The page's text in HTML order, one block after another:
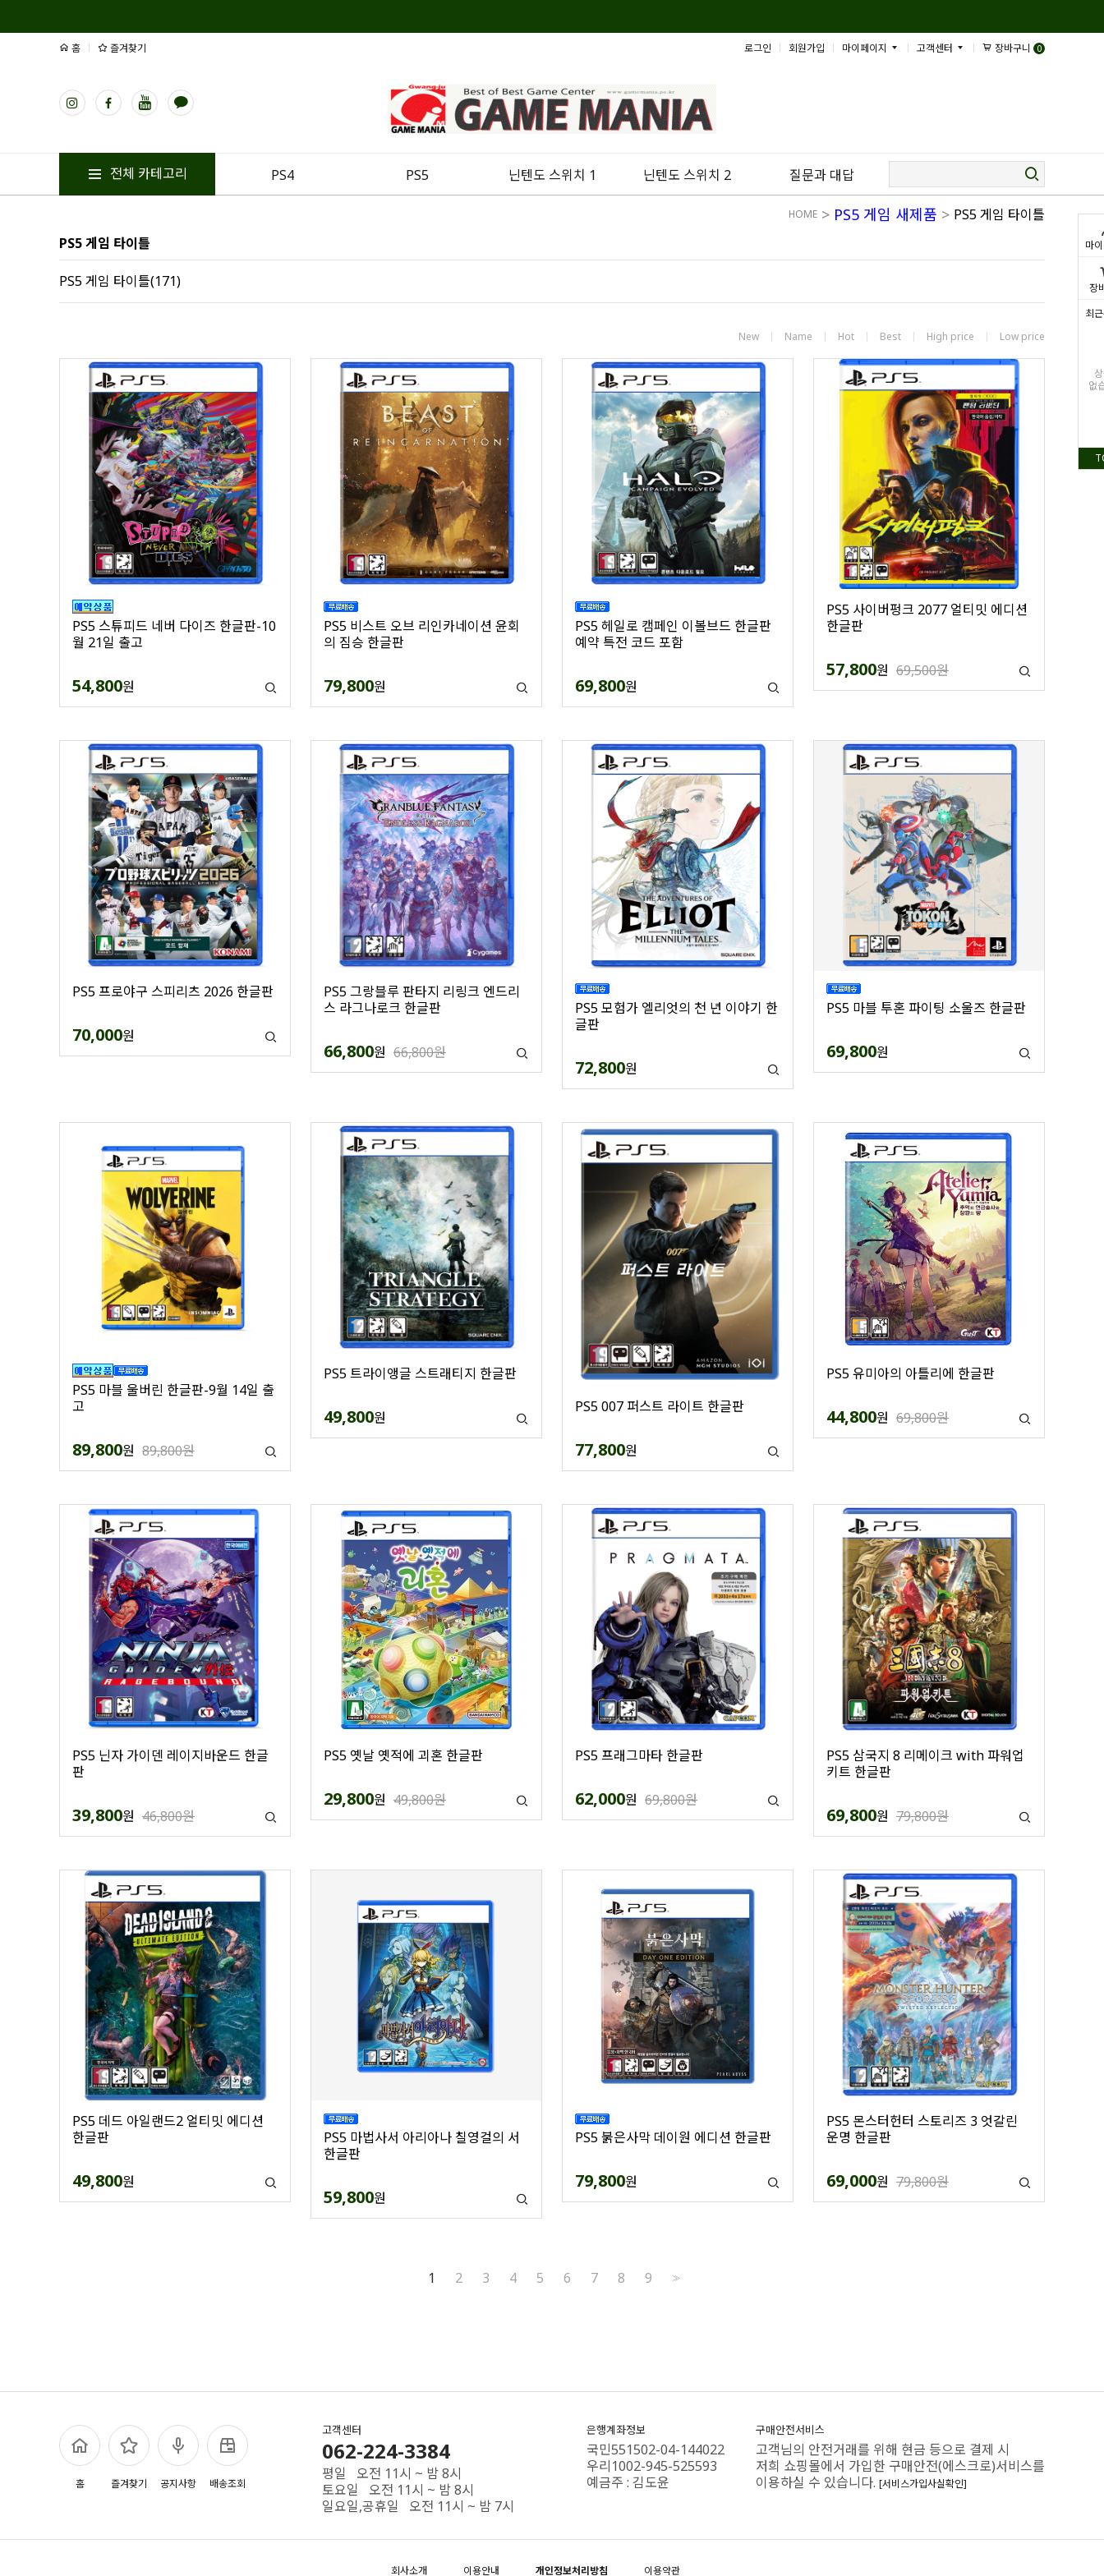
마
장
최
없
홈 즐겨찾기 로그인 회원가입 마이페이지 고객센터 장바구니 0
전체 카테고리 PS4 PS5 닌텐도 스위치 1 닌텐도 스위치 2 질문과 대답
HOME > PS5 게임 새제품 > PS5 게임 타이틀
PS5 게임 타이틀
PS5 게임 타이틀(171)
New Name Hot Best High price Low price
PS5 스튜피드 네버 다이즈 한글판-10
월 21일 출고
54,800원
PS5 비스트 오브 리인카네이션 윤회
의 짐승 한글판
79,800원
PS5 헤일로 캠페인 이볼브드 한글판
예약 특전 코드 포함
69,800원
PS5 사이버펑크 2077 얼티밋 에디션
한글판
57,800원 69,500원
PS5 프로야구 스피리츠 2026 한글판
70,000원
PS5 그랑블루 판타지 리링크 엔드리
스 라그나로크 한글판
66,800원 66,800원
PS5 모험가 엘리엇의 천 년 이야기 한
글판
72,800원
PS5 마블 투혼 파이팅 소울즈 한글판
69,800원
PS5 마블 울버린 한글판-9월 14일 출
고
89,800원 89,800원
PS5 트라이앵글 스트래티지 한글판
49,800원
PS5 007 퍼스트 라이트 한글판
77,800원
PS5 유미아의 아틀리에 한글판
44,800원 69,800원
PS5 닌자 가이덴 레이지바운드 한글
판
39,800원 46,800원
PS5 옛날 옛적에 괴혼 한글판
29,800원 49,800원
PS5 프래그마타 한글판
62,000원 69,800원
PS5 삼국지 8 리메이크 with 파워업
키트 한글판
69,800원 79,800원
PS5 데드 아일랜드2 얼티밋 에디션
한글판
49,800원
PS5 마법사서 아리아나 칠영걸의 서
한글판
59,800원
PS5 붉은사막 데이원 에디션 한글판
79,800원
PS5 몬스터헌터 스토리즈 3 엇갈린
운명 한글판
69,000원 79,800원
1 2 3 4 5 6 7 8 9 >>
홈 즐겨찾기 공지사항 배송조회
고객센터
062-224-3384
평일 오전 11시 ~ 밤 8시
토요일 오전 11시 ~ 밤 8시
일요일,공휴일 오전 11시 ~ 밤 7시
은행계좌정보
국민551502-04-144022
우리1002-945-525593
예금주 : 김도윤
구매안전서비스
고객님의 안전거래를 위해 현금 등으로 결제 시
저희 쇼핑몰에서 가입한 구매안전(에스크로)서비스를
이용하실 수 있습니다. [서비스가입사실확인]
회사소개 이용안내 개인정보처리방침 이용약관